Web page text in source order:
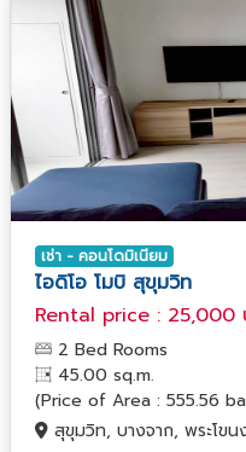
เช่า - คอนโดมิเนียม
ไอดิโอ โมบิ สุขุมวิท
Rental price : 25,000
2 Bed Rooms
45.00 sq.m.
(Price of Area : 555.56
สุขุมวิท, บางจาก, พระโข